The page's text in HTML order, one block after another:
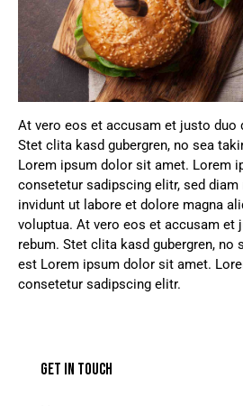
At vero eos et accusam et justo duo
Stet clita kasd gubergren, no sea
Lorem ipsum dolor sit amet. Lorem
consetetur sadipscing elitr, sed
invidunt ut labore et dolore magna
voluptua. At vero eos et accusam et
rebum. Stet clita kasd gubergren, no
est Lorem ipsum dolor sit amet.
consetetur sadipscing elitr.
GET IN TOUCH